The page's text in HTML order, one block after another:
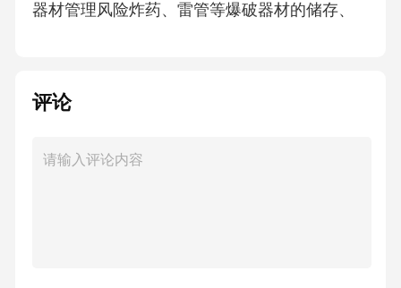
器材管理风险炸药、雷管等爆破器材的储存、
范操作流程。复杂地质条件下可能引发盲炮、
点，如断层带、含水层等特殊区域的爆破设计
评论